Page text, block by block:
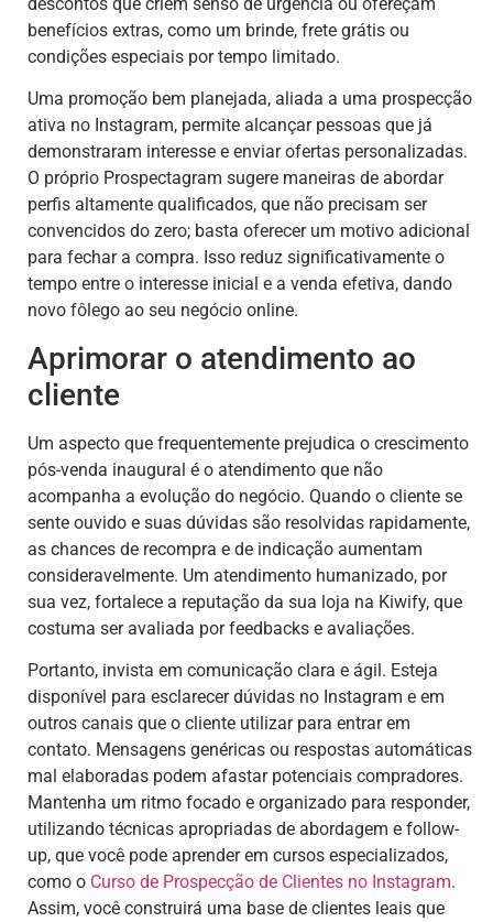
benefícios extras, como um brinde, frete grátis ou
condições especiais por tempo limitado.
Uma promoção bem planejada, aliada a uma prospecção
ativa no Instagram, permite alcançar pessoas que já
demonstraram interesse e enviar ofertas personalizadas.
O próprio Prospectagram sugere maneiras de abordar
perfis altamente qualificados, que não precisam ser
convencidos do zero; basta oferecer um motivo adicional
para fechar a compra. Isso reduz significativamente o
tempo entre o interesse inicial e a venda efetiva, dando
novo fôlego ao seu negócio online.
Aprimorar o atendimento ao
cliente
Um aspecto que frequentemente prejudica o crescimento
pós-venda inaugural é o atendimento que não
acompanha a evolução do negócio. Quando o cliente se
sente ouvido e suas dúvidas são resolvidas rapidamente,
as chances de recompra e de indicação aumentam
consideravelmente. Um atendimento humanizado, por
sua vez, fortalece a reputação da sua loja na Kiwify, que
costuma ser avaliada por feedbacks e avaliações.
Portanto, invista em comunicação clara e ágil. Esteja
disponível para esclarecer dúvidas no Instagram e em
outros canais que o cliente utilizar para entrar em
contato. Mensagens genéricas ou respostas automáticas
mal elaboradas podem afastar potenciais compradores.
Mantenha um ritmo focado e organizado para responder,
utilizando técnicas apropriadas de abordagem e follow-
up, que você pode aprender em cursos especializados,
como o Curso de Prospecção de Clientes no Instagram.
Assim, você construirá uma base de clientes leais que